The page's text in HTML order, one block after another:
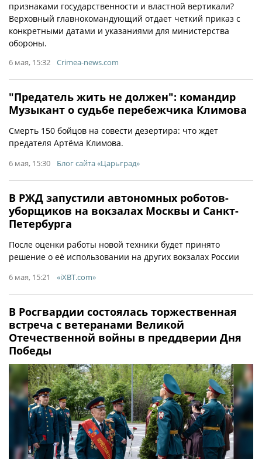
признаками государственности и властной вертикали?
Верховный главнокомандующий отдает четкий приказ с
конкретными датами и указаниями для министерства
обороны.
6 мая, 15:32 Crimea-news.com
"Предатель жить не должен": командир
Музыкант о судьбе перебежчика Климова
Смерть 150 бойцов на совести дезертира: что ждет
предателя Артёма Климова.
6 мая, 15:30 Блог сайта «Царьград»
В РЖД запустили автономных роботов-
уборщиков на вокзалах Москвы и Санкт-
Петербурга
После оценки работы новой техники будет принято
решение о её использовании на других вокзалах России
6 мая, 15:21 «iXBT.com»
В Росгвардии состоялась торжественная
встреча с ветеранами Великой
Отечественной войны в преддверии Дня
Победы